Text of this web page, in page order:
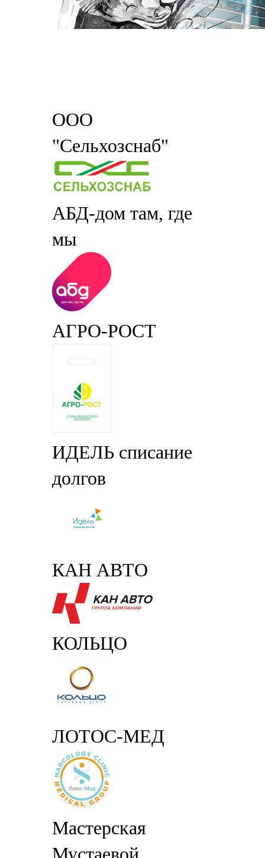
ООО
"Сельхозснаб"
АБД-дом там, где
мы
АГРО-РОСТ
ИДЕЛЬ списание
долгов
КАН АВТО
КОЛЬЦО
ЛОТОС-МЕД
Мастерская